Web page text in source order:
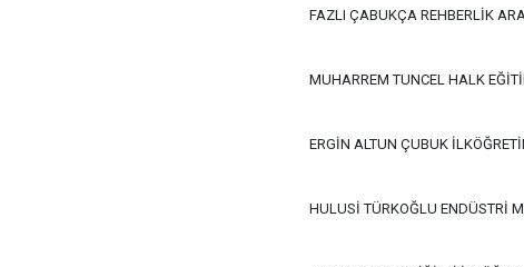
FAZLI ÇABUKÇA REHBERLİK
MUHARREM TUNCEL HALK
ERGİN ALTUN ÇUBUK
HULUSİ TÜRKOĞLU ENDÜSTRİ